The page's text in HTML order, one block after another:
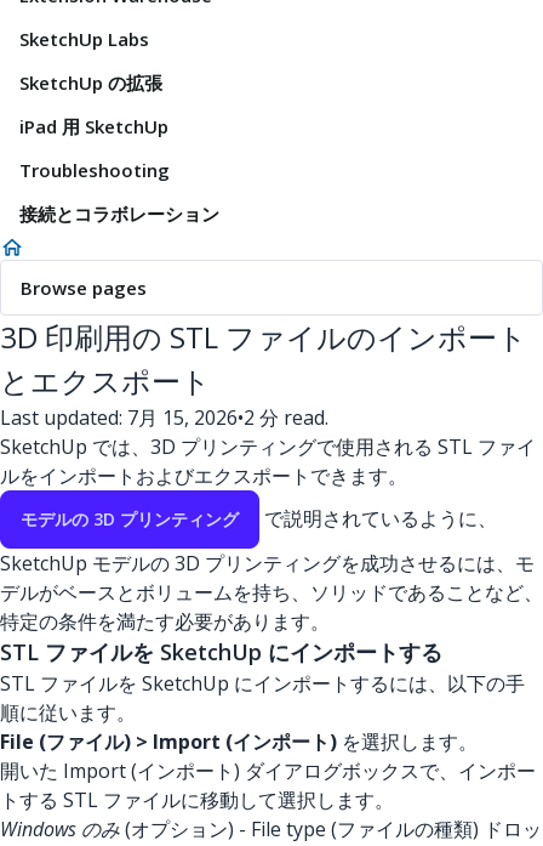
SketchUp Labs
SketchUp の拡張
iPad 用 SketchUp
Troubleshooting
接続とコラボレーション
Browse pages
3D 印刷用の STL ファイルのインポート
とエクスポート
Last updated: 7月 15, 2026•2 分 read.
SketchUp では、3D プリンティングで使用される STL ファイ
ルをインポートおよびエクスポートできます。
モデルの 3D プリンティング
で説明されているように、
SketchUp モデルの 3D プリンティングを成功させるには、モ
デルがベースとボリュームを持ち、ソリッドであることなど、
特定の条件を満たす必要があります。
STL ファイルを SketchUp にインポートする
STL ファイルを SketchUp にインポートするには、以下の手
順に従います。
File (ファイル) > Import (インポート) を選択します。
開いた Import (インポート) ダイアログボックスで、インポー
トする STL ファイルに移動して選択します。
Windows のみ(オプション) - File type (ファイルの種類) ドロッ